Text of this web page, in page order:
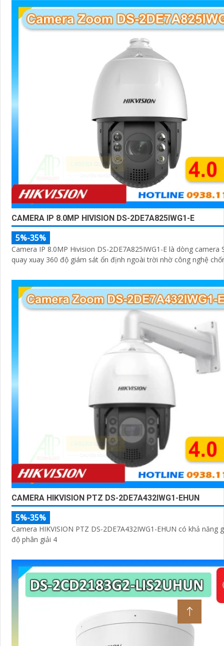
CAMERA IP 8.0MP HIVISION DS-2DE7A825IWG1-E
5%-35%
Camera IP 8.0MP Hivision DS-2DE7A825IWG1-E là dòng camera
quay xuay 360 độ giám sát ổn định ngoài trời nhờ công nghệ
CAMERA HIKVISION PTZ DS-2DE7A432IWG1-EHUN
5%-35%
Camera HIKVISION PTZ DS-2DE7A432IWG1-EHUN có khả năng
độ phân giải 4